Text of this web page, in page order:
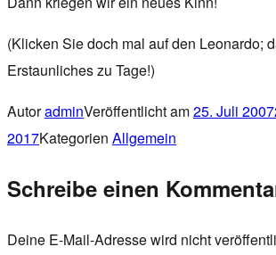
(Klicken Sie doch mal auf den Leonardo;
Erstaunliches zu Tage!)
AutoradminVeröffentlicht am25. Juli 2007
2017Kategorien Allgemein
Schreibe einen
Deine E-Mail-Adresse wird nicht